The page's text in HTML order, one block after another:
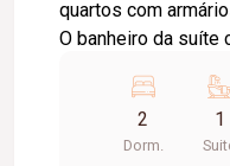
quartos com
O banheiro da suíte
bem iluminada,
cozinha com
de serviço com
2
Dorm.
1